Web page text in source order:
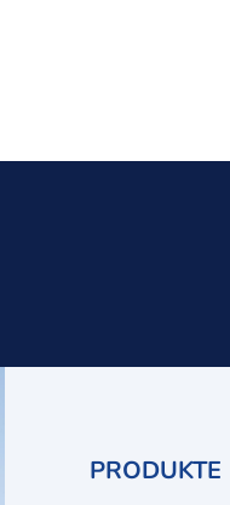
PRODUKTE